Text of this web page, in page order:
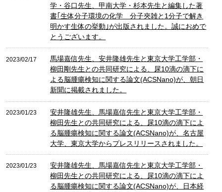
学・谷口先生、甲南大学・杉本先生と編集した著
書｢生体分子環境の化学 分子夾雑と1分子で解き
明かす生体の挙動｣が出版されました。誠におめで
とうございます。
2023/02/17
馬場嘉信先生、安井隆雄先生と東京大学工学部・
柳田剛先生との共同研究による、尿10滴の滴下に
よる脳腫瘍検知に関する論文(ACSNano)が、朝日
新聞に掲載されました。
2023/01/23
安井隆雄先生、馬場嘉信先生と東京大学工学部・
柳田先生との共同研究による、尿10滴の滴下によ
る脳腫瘍検知に関する論文(ACSNano)が、名古屋
大学、東京大学からプレスリリースされました。
2023/01/23
安井隆雄先生、馬場嘉信先生と東京大学工学部・
柳田先生との共同研究による、尿10滴の滴下によ
る脳腫瘍検知に関する論文(ACSNano)が、日本経